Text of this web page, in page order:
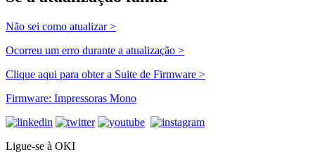
Não sei como atualizar >
Ocorreu um erro durante a atualização >
Clique aqui para obter a Suite de Firmware >
Firmware: Impressoras Mono
Ligue-se à OKI